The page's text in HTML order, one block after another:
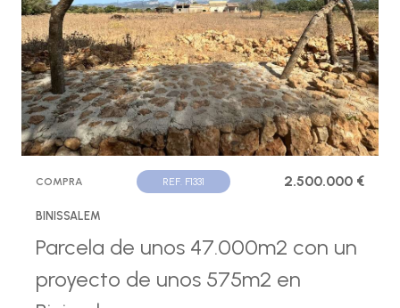
COMPRA REF. F1331 2.500.000 €
BINISSALEM
Parcela de unos 47.000m2 con un
proyecto de unos 575m2 en